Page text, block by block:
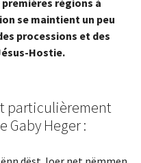
se maintient un peu
processions et des
Hostie.
particulièrement
Gaby Heger :